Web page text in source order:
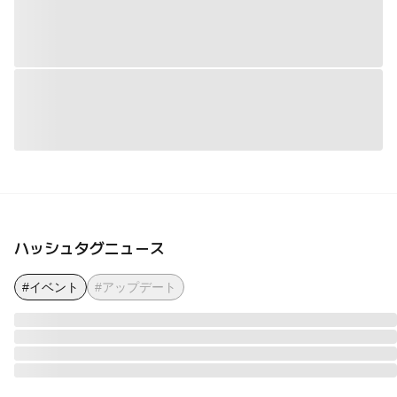
ハッシュタグニュース
#イベント #アップデート